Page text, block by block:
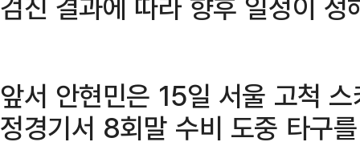
앞서 안현민은 15일 서울 고척
정경기서 8회말 수비 도중 타구